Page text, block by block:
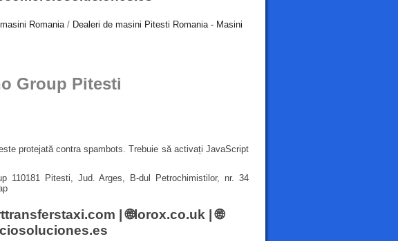
Romania / Dealeri de masini Pitesti Romania - Masini
Group Pitesti
protejată contra spambots. Trebuie să activați JavaScript
110181 Pitesti, Jud. Arges, B-dul Petrochimistilor, nr. 34
| 🌐lorox.co.uk | 🌐